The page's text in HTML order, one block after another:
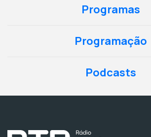
Programas
Programação
Podcasts